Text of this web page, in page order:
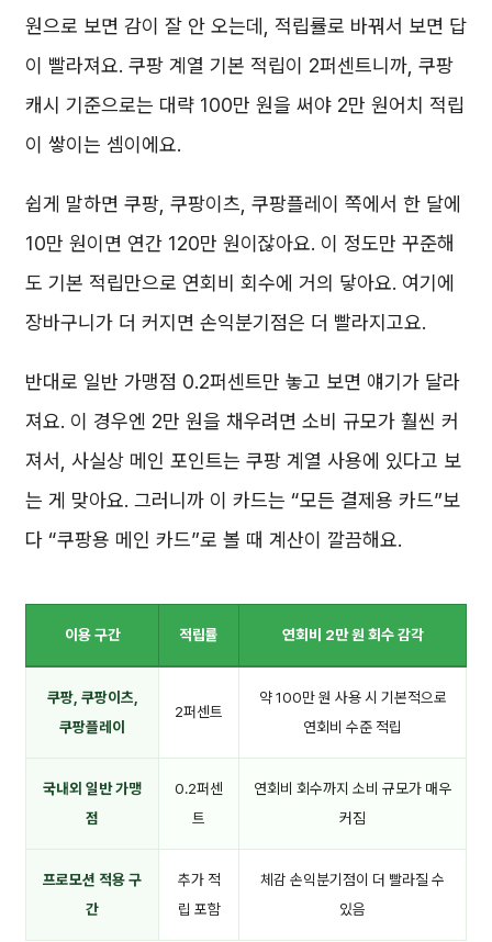
원으로 보면 감이 잘 안 오는데, 적립률로 바꿔서 보면 답
이 빨라져요. 쿠팡 계열 기본 적립이 2퍼센트니까, 쿠팡
캐시 기준으로는 대략 100만 원을 써야 2만 원어치 적립
이 쌓이는 셈이에요.
쉽게 말하면 쿠팡, 쿠팡이츠, 쿠팡플레이 쪽에서 한 달에
10만 원이면 연간 120만 원이잖아요. 이 정도만 꾸준해
도 기본 적립만으로 연회비 회수에 거의 닿아요. 여기에
장바구니가 더 커지면 손익분기점은 더 빨라지고요.
반대로 일반 가맹점 0.2퍼센트만 놓고 보면 얘기가 달라
져요. 이 경우엔 2만 원을 채우려면 소비 규모가 훨씬 커
져서, 사실상 메인 포인트는 쿠팡 계열 사용에 있다고 보
는 게 맞아요. 그러니까 이 카드는 “모든 결제용 카드”보
다 “쿠팡용 메인 카드”로 볼 때 계산이 깔끔해요.
이용 구간 적립률 연회비 2만 원 회수 감각
쿠팡, 쿠팡이츠,
쿠팡플레이
2퍼센트
약 100만 원 사용 시 기본적으로
연회비 수준 적립
국내외 일반 가맹
점
0.2퍼센
트
연회비 회수까지 소비 규모가 매우
커짐
프로모션 적용 구
간
추가 적
립 포함
체감 손익분기점이 더 빨라질 수
있음